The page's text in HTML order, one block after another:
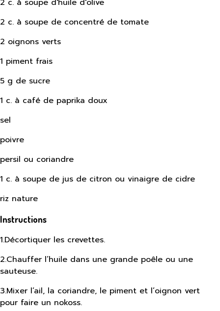
2 c. à soupe de concentré de tomate
2 oignons verts
1 piment frais
5 g de sucre
1 c. à café de paprika doux
sel
poivre
persil ou coriandre
1 c. à soupe de jus de citron ou vinaigre de cidre
riz nature
Instructions
1.Décortiquer les crevettes.
2.Chauffer l’huile dans une grande poêle ou une
sauteuse.
3.Mixer l’ail, la coriandre, le piment et l’oignon vert
pour faire un nokoss.